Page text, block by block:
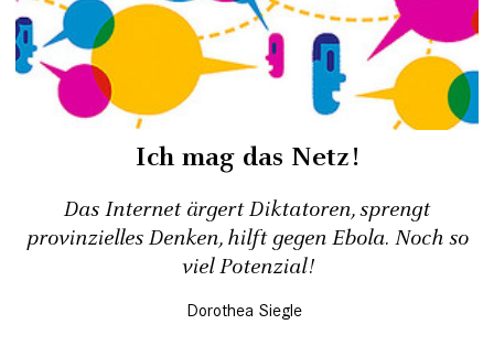
Ich mag das Netz!
Das Internet ärgert Diktatoren, sprengt
provinzielles Denken, hilft gegen Ebola. Noch so
viel Potenzial!
Dorothea Siegle